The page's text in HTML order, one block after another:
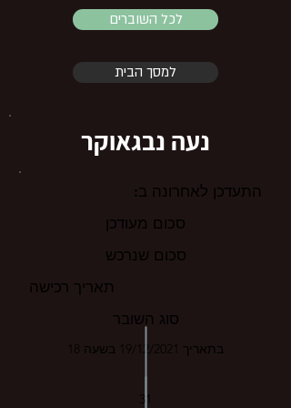
לכל השוברים
למסך הבית
נעה נבגאוקר
התעדכן לאחרונה ב:
סכום מעודכן
סכום שנרכש
תאריך רכישה
סוג השובר
בתאריך 19/12/2021 בשעה 18
31